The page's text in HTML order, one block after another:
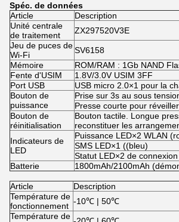
Spéc. de données
Article
Description
Unité centrale
de traitement
ZX297520V3E
Jeu de puces de
Wi-Fi
SV6158
Mémoire
ROM/RAM : 1Gb NAND
Fente d'USIM
1.8V/3.0V USIM 3FF
Port USB
USB micro 2.0×1 pour la
Bouton de
puissance
Prise sur 3s au sous
Presse courte pour
Bouton de
réinitialisation
Bouton tactile. Longue
reconstituer les
Indicateurs de
LED
Puissance LED×2 WLAN
SMS LED×1 ((bleu)
Statut LED×2 de
Batterie
1800mAh/2100mAh
Article
Description
Température de
fonctionnement -10℃ | 50℃
Température de